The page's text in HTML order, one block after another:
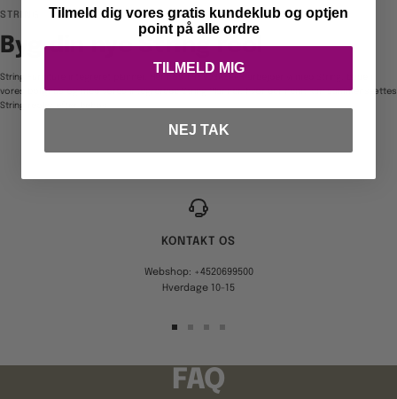
STRING
Byg din nye String reol
String Furniture integreret planner. Her hos TRENDBAZAAR arbejder vi med String, både i
vores bolighus og med vores integrerede String Planner, hvor der nemt kan sammensættes
String reoler efter behov
KONTAKT OS
Webshop: +4520699500
Hverdage 10-15
billedebillede
2
billede
3
billede
4
FAQ
Tilmeld dig vores gratis kundeklub og optjen
point på alle ordre
TILMELD MIG
NEJ TAK